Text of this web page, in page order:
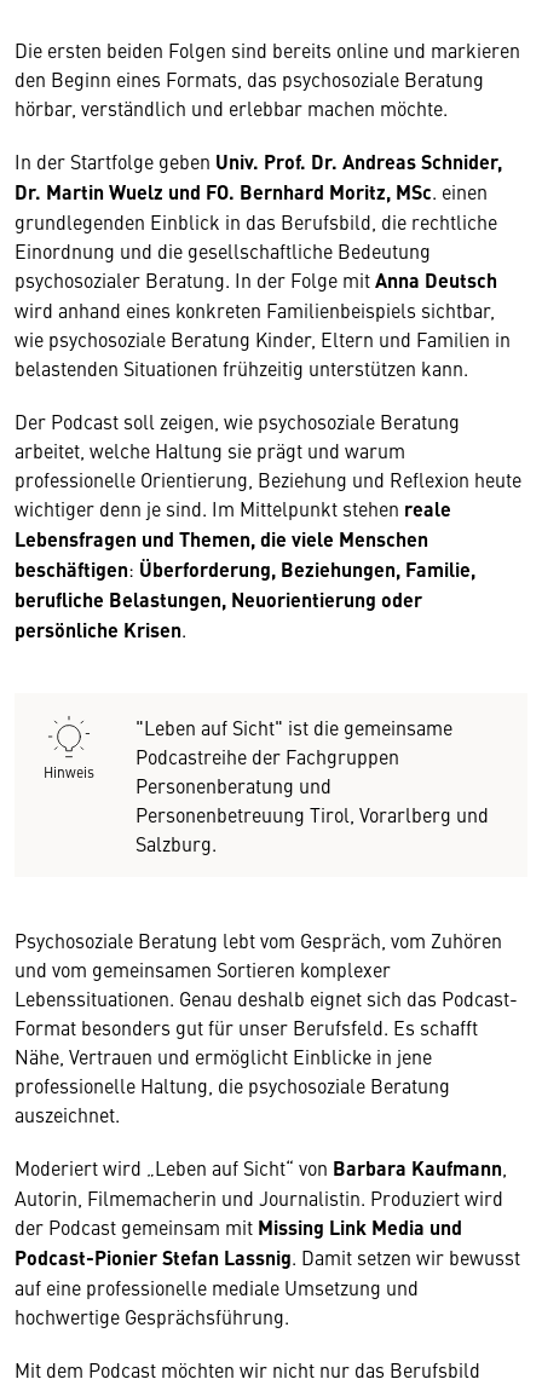
Die ersten beiden Folgen sind bereits online und markieren
den Beginn eines Formats, das psychosoziale Beratung
hörbar, verständlich und erlebbar machen möchte.
In der Startfolge geben Univ. Prof. Dr. Andreas Schnider,
Dr. Martin Wuelz und FO. Bernhard Moritz, MSc. einen
grundlegenden Einblick in das Berufsbild, die rechtliche
Einordnung und die gesellschaftliche Bedeutung
psychosozialer Beratung. In der Folge mitAnna Deutsch
wird anhand eines konkreten Familienbeispiels sichtbar,
wie psychosoziale Beratung Kinder, Eltern und Familien in
belastenden Situationen frühzeitig unterstützen kann.
Der Podcast soll zeigen, wie psychosoziale Beratung
arbeitet, welche Haltung sie prägt und warum
professionelle Orientierung, Beziehung und Reflexion heute
wichtiger denn je sind. Im Mittelpunkt stehen reale
Lebensfragen und Themen, die viele Menschen
beschäftigen: Überforderung, Beziehungen, Familie,
berufliche Belastungen, Neuorientierung oder
persönliche Krisen.
Hinweis
"Leben auf Sicht" ist die gemeinsame
Podcastreihe der Fachgruppen
Personenberatung und
Personenbetreuung Tirol, Vorarlberg und
Salzburg.
Psychosoziale Beratung lebt vom Gespräch, vom Zuhören
und vom gemeinsamen Sortieren komplexer
Lebenssituationen. Genau deshalb eignet sich das Podcast-
Format besonders gut für unser Berufsfeld. Es schafft
Nähe, Vertrauen und ermöglicht Einblicke in jene
professionelle Haltung, die psychosoziale Beratung
auszeichnet.
Moderiert wird „Leben auf Sicht“ von Barbara Kaufmann
Autorin, Filmemacherin und Journalistin. Produziert wird
der Podcast gemeinsam mit Missing Link Media und
Podcast-Pionier Stefan Lassnig. Damit setzen wir bewusst
auf eine professionelle mediale Umsetzung und
hochwertige Gesprächsführung.
Mit dem Podcast möchten wir nicht nur das Berufsbild